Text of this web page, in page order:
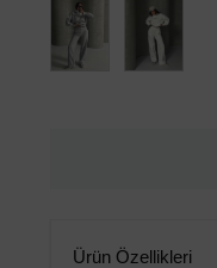
Ürün Özellikleri